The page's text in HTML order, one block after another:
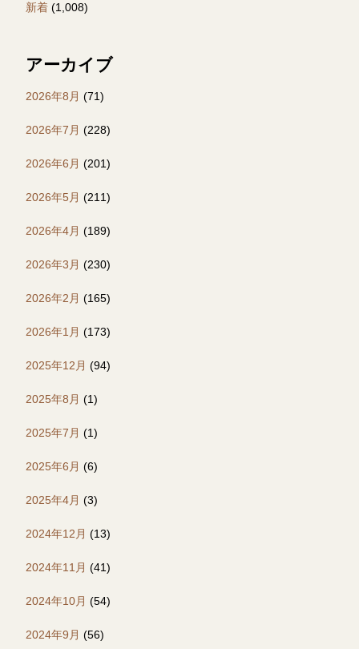
新着 (1,008)
アーカイブ
2026年8月 (71)
2026年7月 (228)
2026年6月 (201)
2026年5月 (211)
2026年4月 (189)
2026年3月 (230)
2026年2月 (165)
2026年1月 (173)
2025年12月 (94)
2025年8月 (1)
2025年7月 (1)
2025年6月 (6)
2025年4月 (3)
2024年12月 (13)
2024年11月 (41)
2024年10月 (54)
2024年9月 (56)